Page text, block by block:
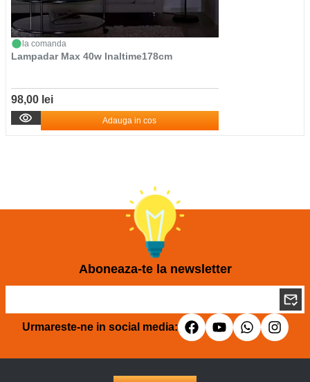
la comanda
Lampadar Max 40w Inaltime178cm
98,00 lei
Adauga in cos
Aboneaza-te la newsletter
Urmareste-ne in social media: